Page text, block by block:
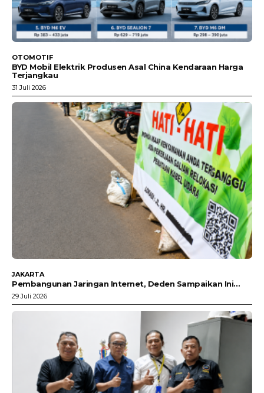
OTOMOTIF
BYD Mobil Elektrik Produsen Asal China Kendaraan Harga
Terjangkau
31 Juli 2026
JAKARTA
Pembangunan Jaringan Internet, Deden Sampaikan Ini…
29 Juli 2026